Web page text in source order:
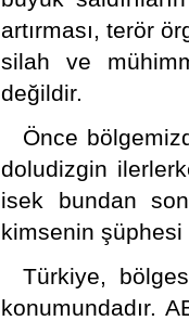
artırması, terör
silah ve
değildir.
Önce
doludizgin
isek bundan
kimsenin şüphesi
Türkiye,
konumundadır.